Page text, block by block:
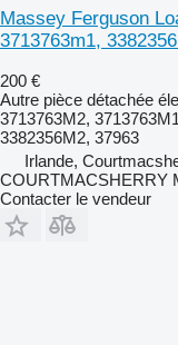
Massey Ferguson
3713763m1,
200 €
Autre pièce détachée
3713763M2,
3382356M2, 37963
Irlande,
COURTMACSHERRY
Contacter le vendeur